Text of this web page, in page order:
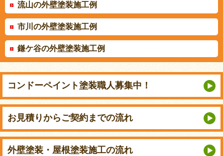
流山の外壁塗装施工例
市川の外壁塗装施工例
鎌ケ谷の外壁塗装施工例
コンドーペイント塗装職人募集中！
お見積りから ご契約までの流れ
外壁塗装・屋根塗装施工の流れ